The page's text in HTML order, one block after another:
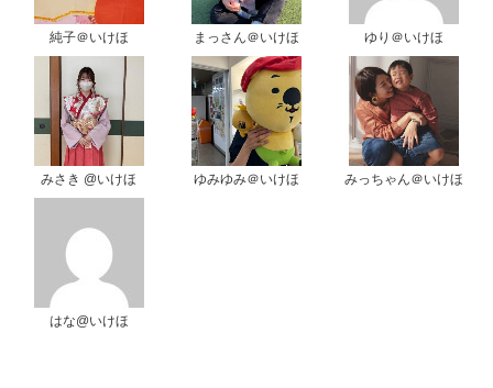
純子＠いけほ まっさん＠いけほ ゆり＠いけほ
みさき @いけほ ゆみゆみ＠いけほ みっちゃん＠いけほ
はな@いけほ